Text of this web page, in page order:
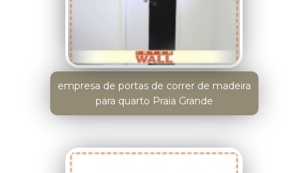
empresa de portas de correr de madeira
para quarto Praia Grande